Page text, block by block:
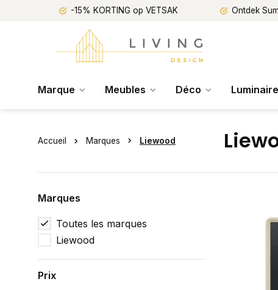
-15% KORTING op VETSAK Ontdek
Marque Meubles Déco Luminaire
Accueil Marques Liewood
Marques
Toutes les marques
Liewood
Prix